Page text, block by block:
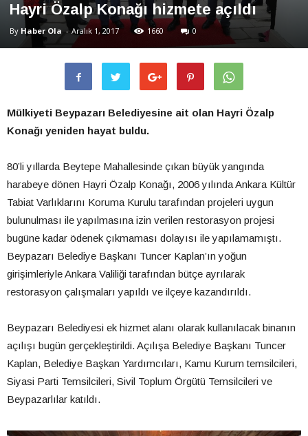
Hayri Özalp Konağı hizmete açıldı
By Haber Ola - Aralık 1, 2017 1660 0
Mülkiyeti Beypazarı Belediyesine ait olan Hayri Özalp
Konağı yeniden hayat buldu.
80’li yıllarda Beytepe Mahallesinde çıkan büyük yangında
harabeye dönen Hayri Özalp Konağı, 2006 yılında Ankara Kültür
Tabiat Varlıklarını Koruma Kurulu tarafından projeleri uygun
bulunulması ile yapılmasına izin verilen restorasyon projesi
bugüne kadar ödenek çıkmaması dolayısı ile yapılamamıştı.
Beypazarı Belediye Başkanı Tuncer Kaplan’ın yoğun
girişimleriyle Ankara Valiliği tarafından bütçe ayrılarak
restorasyon çalışmaları yapıldı ve ilçeye kazandırıldı.
Beypazarı Belediyesi ek hizmet alanı olarak kullanılacak binanın
açılışı bugün gerçekleştirildi. Açılışa Belediye Başkanı Tuncer
Kaplan, Belediye Başkan Yardımcıları, Kamu Kurum temsilcileri,
Siyasi Parti Temsilcileri, Sivil Toplum Örgütü Temsilcileri ve
Beypazarlılar katıldı.